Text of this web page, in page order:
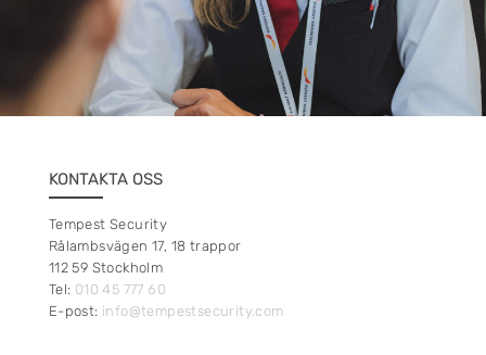
KONTAKTA OSS
Tempest Security
Rålambsvägen 17, 18 trappor
112 59 Stockholm
Tel: 010 45 777 60
E-post: info@tempestsecurity.com